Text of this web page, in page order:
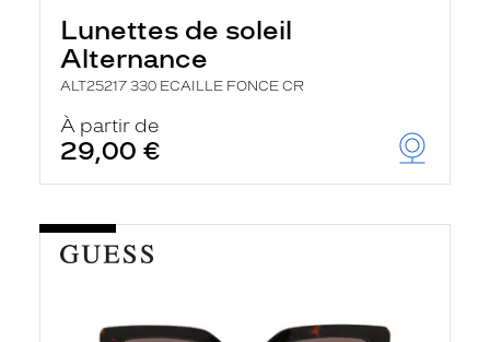
Lunettes de soleil
Alternance
ALT25217 330 ECAILLE FONCE CR
À partir de
29,00 €